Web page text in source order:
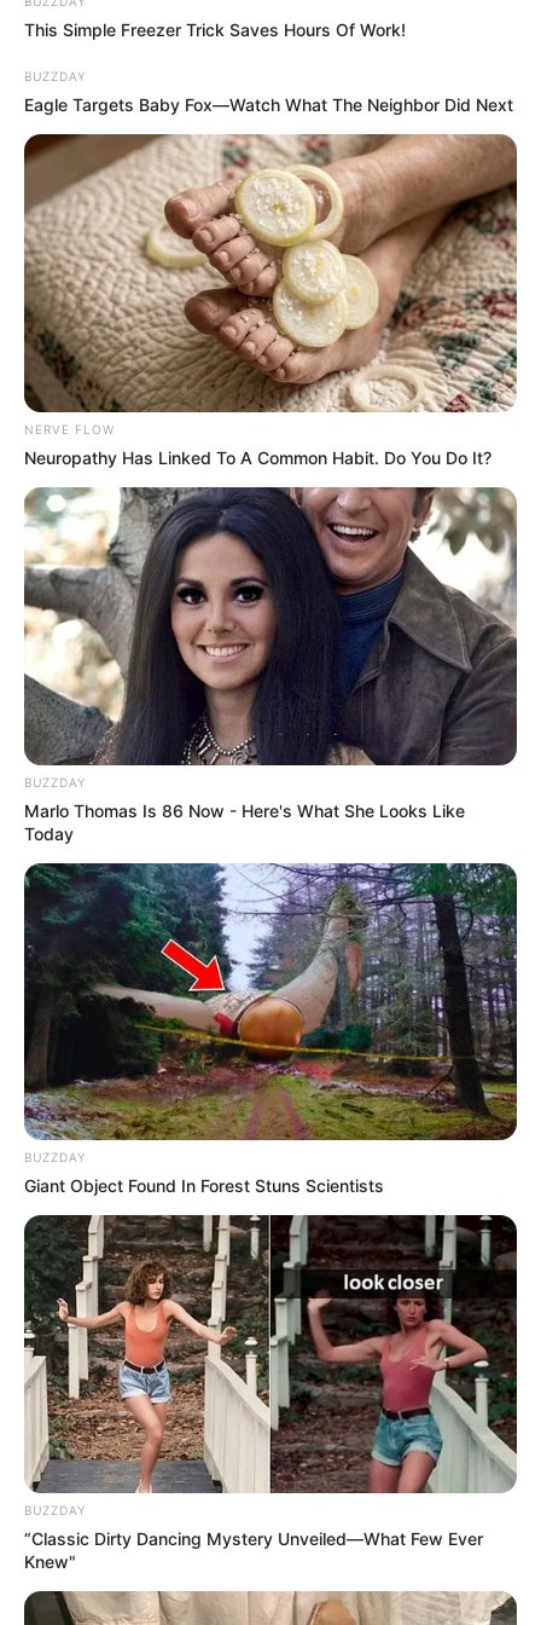
Το μέγεθος ήταν ανεξήγητο μιας και ήταν σχεδόν
διπλάσιο από το συνηθισμένο, κάνοντας το να μοιάζει
περισσότερο με έργο τέχνης παρά με απλό καρπό
Περισσότερα νέα από την Εύβοια
Η δίδυμη παραλία-έκπληξη της Εύβοιας: Μια
λωρίδα άμμου με θάλασσα και στις δύο
πλευρές, 90 λεπτά από Χαλκίδα
90 λεπτά από Χαλκίδα και νομίζεις ότι είσαι
Μαλδίβες – Αυτή είναι η δίδυμη παραλία της
Αγίας Άννας
Κύμη Εύβοιας: Παράτησε την πόλη,
μετακόμισε σε χωριό και έκανε το όνειρό της
πραγματικότητα
Ακολουθήστε το evianews.com στοGoogle
News
ΤΑ ΠΙΟ ΔΗΜΟΦΙΛΗ
This Simple Freezer Trick Saves Hours Of Work!
BUZZDAY
Eagle Targets Baby Fox—Watch What The Neighbor Did Next
NERVE FLOW
Neuropathy Has Linked To A Common Habit. Do You Do It?
BUZZDAY
Marlo Thomas Is 86 Now - Here's What She Looks Like
Today
BUZZDAY
Giant Object Found In Forest Stuns Scientists
BUZZDAY
“Classic Dirty Dancing Mystery Unveiled—What Few Ever
Knew"